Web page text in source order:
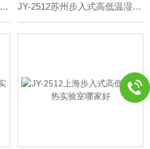
JY-2512浙江步入式高低温湿热实验室厂家 JY-2512苏州步入式高低温湿热实验室厂家